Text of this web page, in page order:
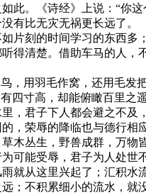
此。《诗经》上说：“你
有比无灾无祸更长远了。
刻的时间学习的东西多；
得清楚。借助车马的人
用羽毛作窝，还用毛发把
四寸高，却能俯瞰百里
，君子下人都会避之不
荣辱的降临也与德行相
木丛生，野兽成群，万
可能受辱，君子为人处世
从这里兴起了；汇积水
；不积累细小的流水，就